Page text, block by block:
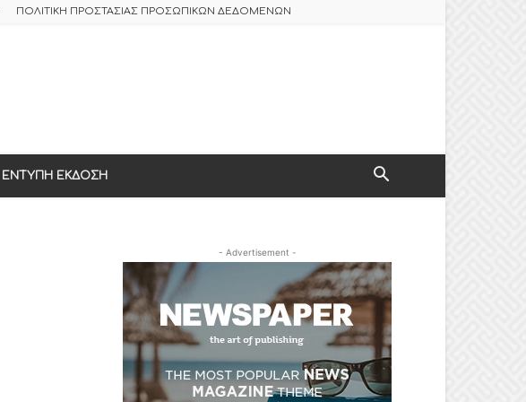
ΠΟΛΙΤΙΚΗ ΠΡΟΣΤΑΣΙΑΣ ΠΡΟΣΩΠΙΚΩΝ ΔΕΔΟΜΕΝΩΝ
ΕΝΤΥΠΗ ΕΚΔΟΣΗ
- Advertisement -